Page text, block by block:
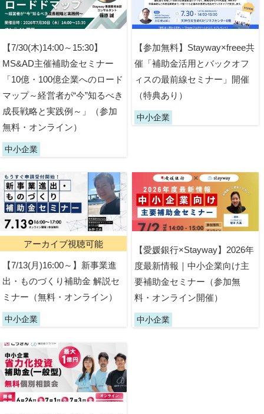
【7/30(木)14:00～15:30】
MS&AD主催補助金セミナー
「10億・100億企業へのロード
マップ～経営者が“今”知るべき
成長戦略と実践例～」（参加
無料・オンライン）
中小企業
【参加無料】Stayway×freee共
催「補助金活用とバックオフ
ィスの最前線セミナー」開催
（特典あり）
中小企業
アーカイブ視聴可能
【7/13(月)16:00～】新事業進
出・ものづくり補助金 解説セ
ミナー（無料・オンライン）
中小企業
【愛媛銀行×Stayway】2026年
度最新情報｜中小企業向け主
要補助金セミナー（参加無
料・オンライン開催）
中小企業